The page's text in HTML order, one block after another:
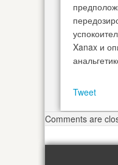
Xanax и
Tweet
Comments are